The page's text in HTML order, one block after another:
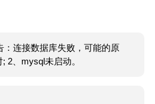
：连接数据库失败，可能的原
2、mysql未启动。